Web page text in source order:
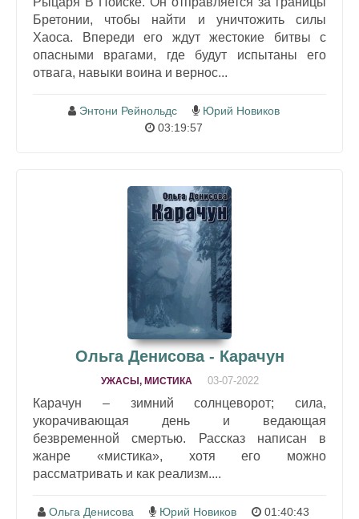
Бретонии, чтобы найти и уничтожить силы
Хаоса. Впереди его ждут жестокие битвы с
опасными врагами, где будут испытаны его
отвага, навыки воина и вернос...
Энтони Рейнольдс
Юрий Новиков
03:19:57
Ольга Денисова - Карачун
УЖАСЫ, МИСТИКА 03-07-2022
Карачун – зимний солнцеворот; сила,
укорачивающая день и ведающая
безвременной смертью. Рассказ написан в
жанре «мистика», хотя его можно
рассматривать и как реализм....
Ольга Денисова Юрий Новиков 01:40:43